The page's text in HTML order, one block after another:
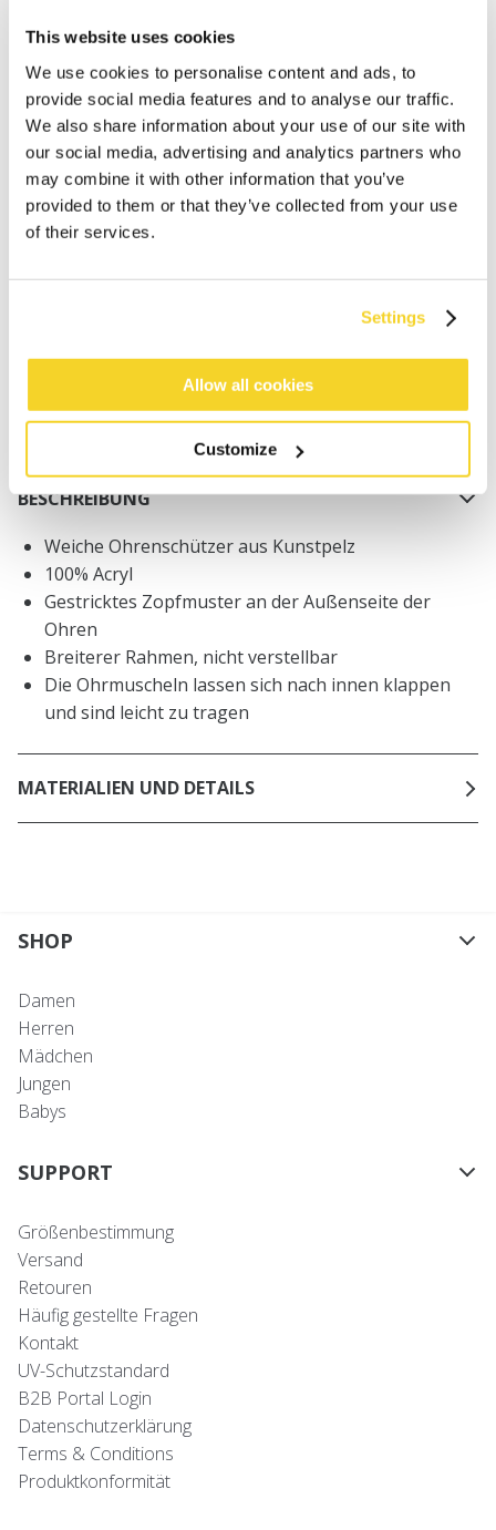
This website uses cookies
We use cookies to personalise content and ads, to
provide social media features and to analyse our traffic.
We also share information about your use of our site with
our social media, advertising and analytics partners who
may combine it with other information that you’ve
provided to them or that they’ve collected from your use
of their services.
Settings
Allow all cookies
Customize
IN DEN WARENKORB
Bestellungen, die vor 12 Uhr MEZ (Montag bis
30 Tage Rückgaberecht
BESCHREIBUNG
Weiche Ohrenschützer aus Kunstpelz
100% Acryl
Gestricktes Zopfmuster an der Außenseite der
Ohren
Breiterer Rahmen, nicht verstellbar
Die Ohrmuscheln lassen sich nach innen klappen
und sind leicht zu tragen
MATERIALIEN UND DETAILS
SHOP
Damen
Herren
Mädchen
Jungen
Babys
SUPPORT
Größenbestimmung
Versand
Retouren
Häufig gestellte Fragen
Kontakt
UV-Schutzstandard
B2B Portal Login
Datenschutzerklärung
Terms & Conditions
Produktkonformität